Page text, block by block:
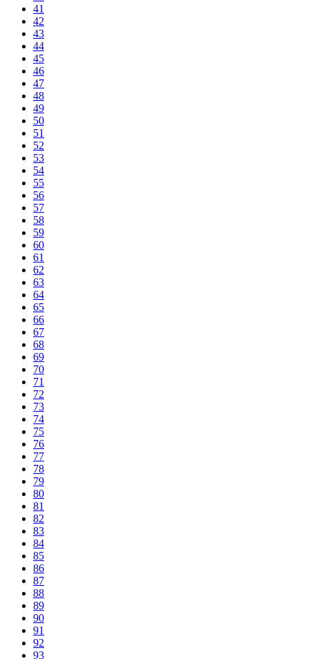
41
42
43
44
45
46
47
48
49
50
51
52
53
54
55
56
57
58
59
60
61
62
63
64
65
66
67
68
69
70
71
72
73
74
75
76
77
78
79
80
81
82
83
84
85
86
87
88
89
90
91
92
93